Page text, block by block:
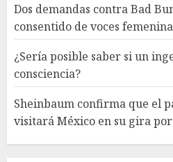
Dos demandas contra Bad
consentido de voces
¿Sería posible saber si un
consciencia?
Sheinbaum confirma que el
visitará México en su gira
5
papa
México
Latina